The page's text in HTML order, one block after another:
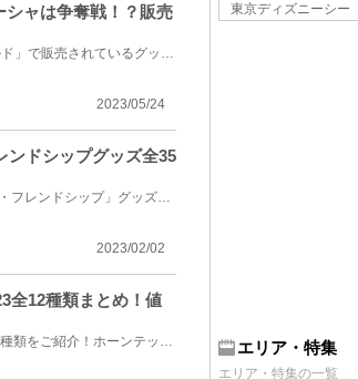
シャは争奪戦！？販売
ユニバーサル・クールジャパンのコラボイベント「名探偵コナン・ワールド」で販売されているグッズの情...
2023/05/24
ンドシップグッズ全35
2023年1月25日(水)に発売する「ダッフィー＆フレンズのサークル・オブ・フレンドシップ」グッズ全35種類...
2023/02/02
全12種類まとめ！値
2023年1月26日(木)発売のディズニーホーンテッドマンショングッズ全12種類をご紹介！ホーンテッドマンシ...
東京ディズニーシー
エリア・特集
エリア・特集の一覧